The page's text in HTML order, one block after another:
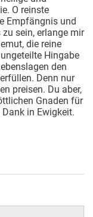
O reinste
Empfängnis und
sein, erlange mir
die reine
Hingabe
den
Denn nur
preisen. Du aber,
Gnaden für
in Ewigkeit.